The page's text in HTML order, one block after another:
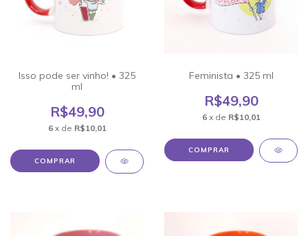
Isso pode ser vinho! • 325
ml
R$49,90
6 x de R$10,01
COMPRAR
Feminista • 325 ml
R$49,90
6 x de R$10,01
COMPRAR